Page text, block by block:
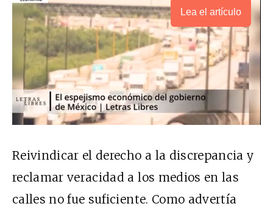
Lea el artículo
Reivindicar el derecho a la discrepancia y
reclamar veracidad a los medios en las
calles no fue suficiente. Como advertía